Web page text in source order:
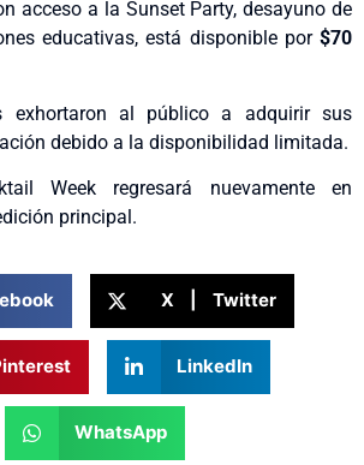
acceso a la Sunset Party, desayuno de
educativas, está disponible por $70
exhortaron al público a adquirir sus
debido a la disponibilidad limitada.
Week regresará nuevamente en
principal.
X | Twitter
LinkedIn
WhatsApp